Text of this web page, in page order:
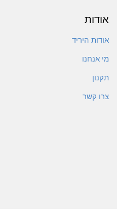
אודות
אודות היריד
מי אנחנו
תקנון
צרו קשר